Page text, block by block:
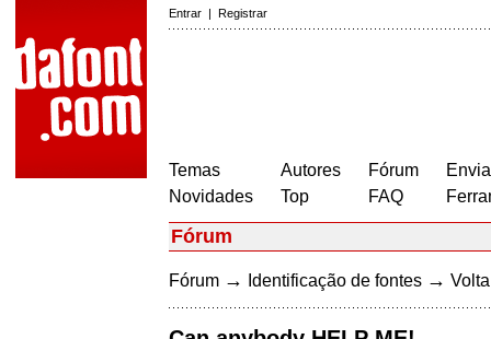
Entrar | Registrar
Temas
Novidades
Autores
Top
Fórum
FAQ
Fórum
Fórum → Identificação de fontes →